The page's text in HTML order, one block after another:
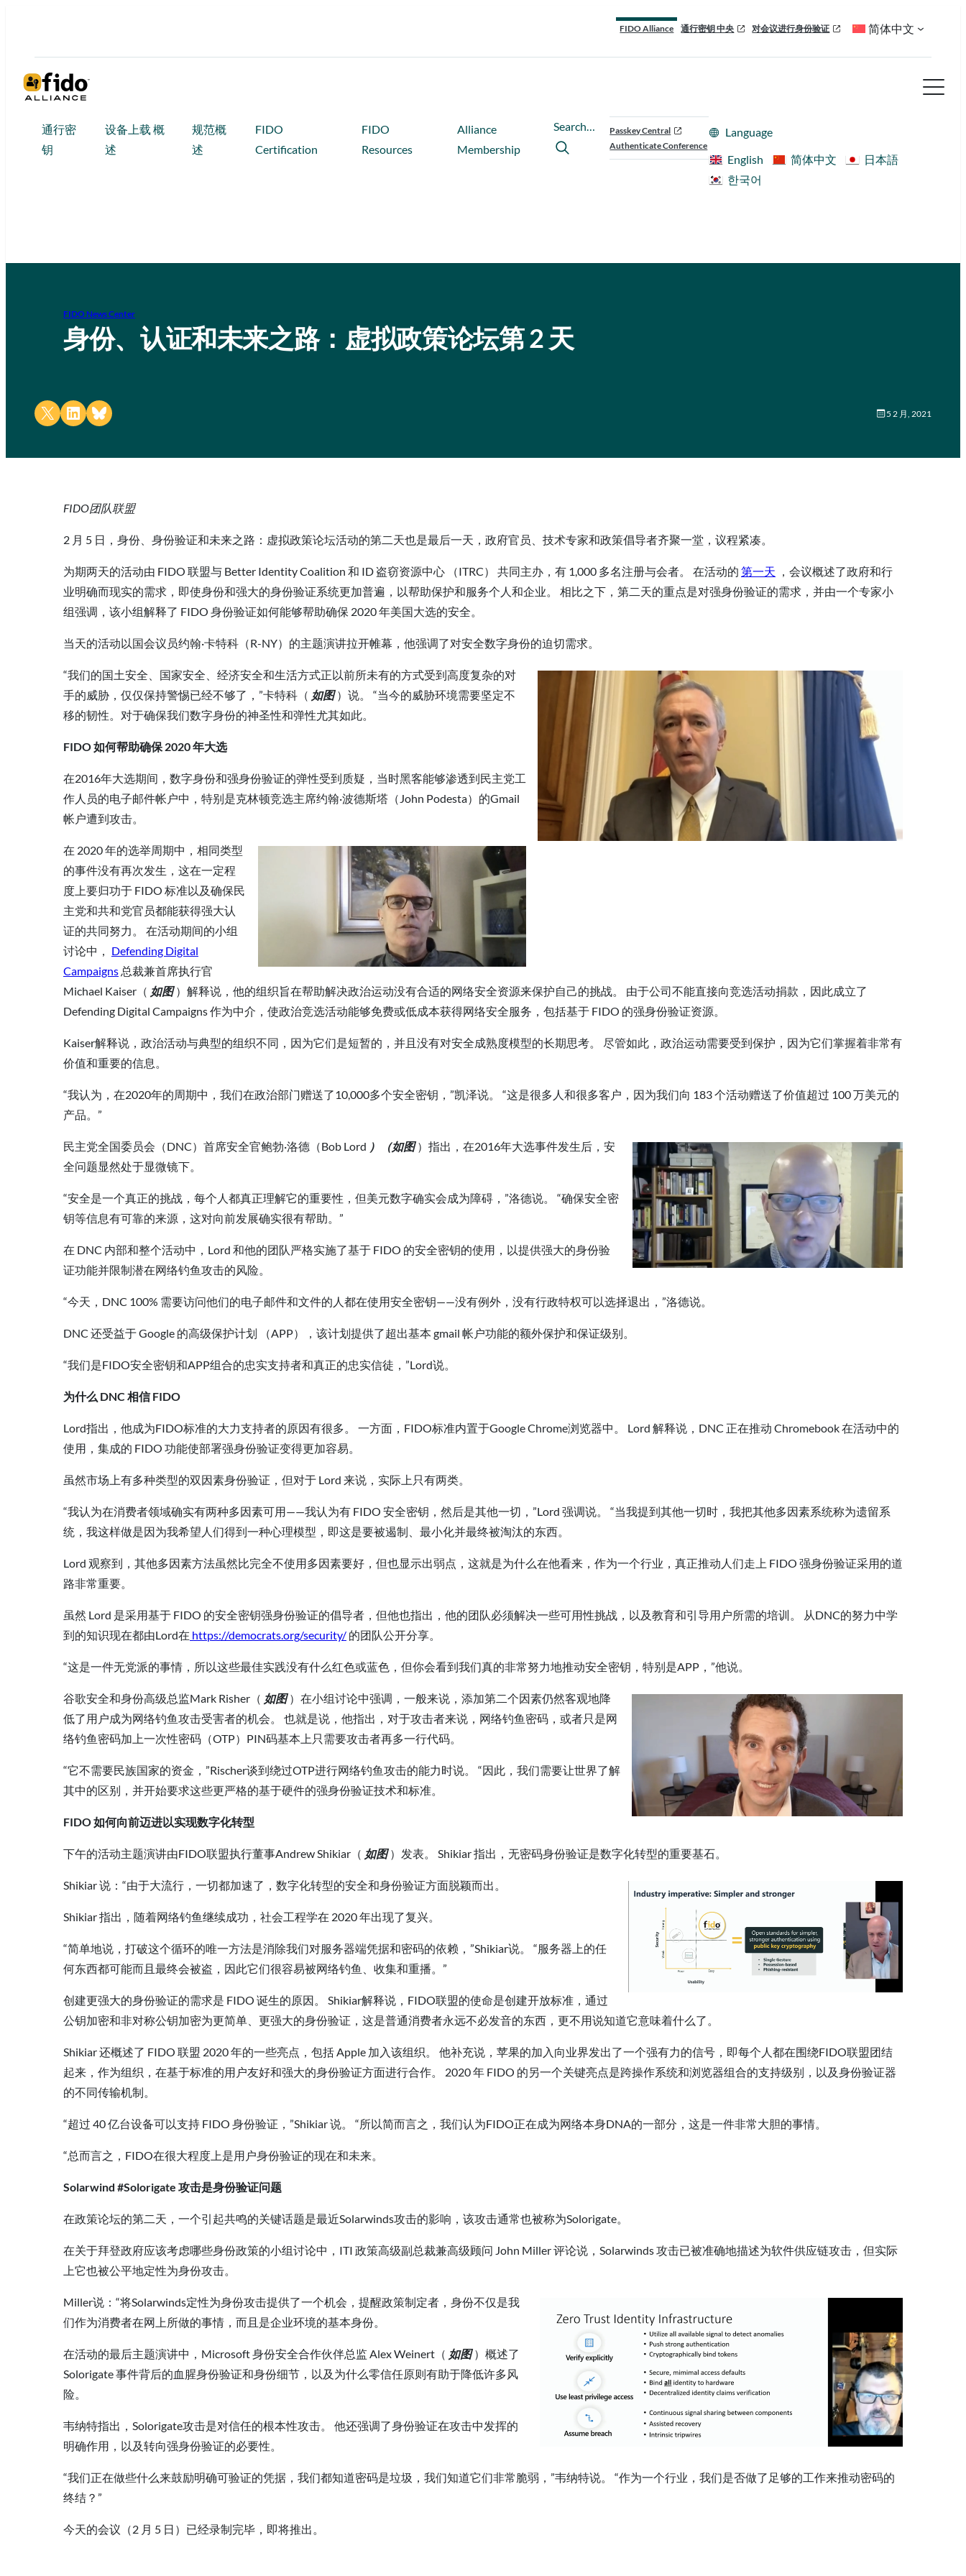
FIDO Alliance 通行密钥 中央 对会议进行身份验证 简体中文
通行密
钥
设备上载 概
述
规范概
述
FIDO
Certification
FIDO
Resources
Alliance
Membership
Search…
Passkey Central
Authenticate Conference
Language
English
简体中文
日本語
한국어
FIDO News Center
身份、认证和未来之路：虚拟政策论坛第 2 天
Share on X Share on LinkedIn
Share on Bluesky 5 2 月, 2021
FIDO团队联盟
2 月 5 日，身份、身份验证和未来之路：虚拟政策论坛活动的第二天也是最后一天，政府官员、技术专家和政策倡导者齐聚一堂，议程紧凑。
为期两天的活动由 FIDO 联盟与 Better Identity Coalition 和 ID 盗窃资源中心 （ITRC） 共同主办，有 1,000 多名注册与会者。 在活动的 第一天 ，会议概述了政府和行
业明确而现实的需求，即使身份和强大的身份验证系统更加普遍，以帮助保护和服务个人和企业。 相比之下，第二天的重点是对强身份验证的需求，并由一个专家小
组强调，该小组解释了 FIDO 身份验证如何能够帮助确保 2020 年美国大选的安全。
当天的活动以国会议员约翰·卡特科（R-NY）的主题演讲拉开帷幕，他强调了对安全数字身份的迫切需求。
“我们的国土安全、国家安全、经济安全和生活方式正以前所未有的方式受到高度复杂的对
手的威胁，仅仅保持警惕已经不够了，”卡特科（ 如图 ）说。 “当今的威胁环境需要坚定不
移的韧性。对于确保我们数字身份的神圣性和弹性尤其如此。
FIDO 如何帮助确保 2020 年大选
在2016年大选期间，数字身份和强身份验证的弹性受到质疑，当时黑客能够渗透到民主党工
作人员的电子邮件帐户中，特别是克林顿竞选主席约翰·波德斯塔（John Podesta）的Gmail
帐户遭到攻击。
在 2020 年的选举周期中，相同类型
的事件没有再次发生，这在一定程
度上要归功于 FIDO 标准以及确保民
主党和共和党官员都能获得强大认
证的共同努力。 在活动期间的小组
讨论中， Defending Digital
Campaigns 总裁兼首席执行官
Michael Kaiser（ 如图 ）解释说，他的组织旨在帮助解决政治运动没有合适的网络安全资源来保护自己的挑战。 由于公司不能直接向竞选活动捐款，因此成立了
Defending Digital Campaigns 作为中介，使政治竞选活动能够免费或低成本获得网络安全服务，包括基于 FIDO 的强身份验证资源。
Kaiser解释说，政治活动与典型的组织不同，因为它们是短暂的，并且没有对安全成熟度模型的长期思考。 尽管如此，政治运动需要受到保护，因为它们掌握着非常有
价值和重要的信息。
“我认为，在2020年的周期中，我们在政治部门赠送了10,000多个安全密钥，”凯泽说。 “这是很多人和很多客户，因为我们向 183 个活动赠送了价值超过 100 万美元的
产品。”
民主党全国委员会（DNC）首席安全官鲍勃·洛德（Bob Lord ）（如图 ）指出，在2016年大选事件发生后，安
全问题显然处于显微镜下。
“安全是一个真正的挑战，每个人都真正理解它的重要性，但美元数字确实会成为障碍，”洛德说。 “确保安全密
钥等信息有可靠的来源，这对向前发展确实很有帮助。”
在 DNC 内部和整个活动中，Lord 和他的团队严格实施了基于 FIDO 的安全密钥的使用，以提供强大的身份验
证功能并限制潜在网络钓鱼攻击的风险。
“今天，DNC 100% 需要访问他们的电子邮件和文件的人都在使用安全密钥——没有例外，没有行政特权可以选择退出，”洛德说。
DNC 还受益于 Google 的高级保护计划 （APP），该计划提供了超出基本 gmail 帐户功能的额外保护和保证级别。
“我们是FIDO安全密钥和APP组合的忠实支持者和真正的忠实信徒，”Lord说。
为什么 DNC 相信 FIDO
Lord指出，他成为FIDO标准的大力支持者的原因有很多。 一方面，FIDO标准内置于Google Chrome浏览器中。 Lord 解释说，DNC 正在推动 Chromebook 在活动中的
使用，集成的 FIDO 功能使部署强身份验证变得更加容易。
虽然市场上有多种类型的双因素身份验证，但对于 Lord 来说，实际上只有两类。
“我认为在消费者领域确实有两种多因素可用——我认为有 FIDO 安全密钥，然后是其他一切，”Lord 强调说。 “当我提到其他一切时，我把其他多因素系统称为遗留系
统，我这样做是因为我希望人们得到一种心理模型，即这是要被遏制、最小化并最终被淘汰的东西。
Lord 观察到，其他多因素方法虽然比完全不使用多因素要好，但也显示出弱点，这就是为什么在他看来，作为一个行业，真正推动人们走上 FIDO 强身份验证采用的道
路非常重要。
虽然 Lord 是采用基于 FIDO 的安全密钥强身份验证的倡导者，但他也指出，他的团队必须解决一些可用性挑战，以及教育和引导用户所需的培训。 从DNC的努力中学
到的知识现在都由Lord在 https://democrats.org/security/ 的团队公开分享。
“这是一件无党派的事情，所以这些最佳实践没有什么红色或蓝色，但你会看到我们真的非常努力地推动安全密钥，特别是APP，”他说。
谷歌安全和身份高级总监Mark Risher（ 如图 ）在小组讨论中强调，一般来说，添加第二个因素仍然客观地降
低了用户成为网络钓鱼攻击受害者的机会。 也就是说，他指出，对于攻击者来说，网络钓鱼密码，或者只是网
络钓鱼密码加上一次性密码（OTP）PIN码基本上只需要攻击者再多一行代码。
“它不需要民族国家的资金，”Rischer谈到绕过OTP进行网络钓鱼攻击的能力时说。 “因此，我们需要让世界了解
其中的区别，并开始要求这些更严格的基于硬件的强身份验证技术和标准。
FIDO 如何向前迈进以实现数字化转型
下午的活动主题演讲由FIDO联盟执行董事Andrew Shikiar（ 如图 ）发表。 Shikiar 指出，无密码身份验证是数字化转型的重要基石。
Shikiar 说：“由于大流行，一切都加速了，数字化转型的安全和身份验证方面脱颖而出。
Shikiar 指出，随着网络钓鱼继续成功，社会工程学在 2020 年出现了复兴。
“简单地说，打破这个循环的唯一方法是消除我们对服务器端凭据和密码的依赖，”Shikiar说。 “服务器上的任
何东西都可能而且最终会被盗，因此它们很容易被网络钓鱼、收集和重播。”
创建更强大的身份验证的需求是 FIDO 诞生的原因。 Shikiar解释说，FIDO联盟的使命是创建开放标准，通过
公钥加密和非对称公钥加密为更简单、更强大的身份验证，这是普通消费者永远不必发音的东西，更不用说知道它意味着什么了。
Shikiar 还概述了 FIDO 联盟 2020 年的一些亮点，包括 Apple 加入该组织。 他补充说，苹果的加入向业界发出了一个强有力的信号，即每个人都在围绕FIDO联盟团结
起来，作为组织，在基于标准的用户友好和强大的身份验证方面进行合作。 2020 年 FIDO 的另一个关键亮点是跨操作系统和浏览器组合的支持级别，以及身份验证器
的不同传输机制。
“超过 40 亿台设备可以支持 FIDO 身份验证，”Shikiar 说。 “所以简而言之，我们认为FIDO正在成为网络本身DNA的一部分，这是一件非常大胆的事情。
“总而言之，FIDO在很大程度上是用户身份验证的现在和未来。
Solarwind #Solorigate 攻击是身份验证问题
在政策论坛的第二天，一个引起共鸣的关键话题是最近Solarwinds攻击的影响，该攻击通常也被称为Solorigate。
在关于拜登政府应该考虑哪些身份政策的小组讨论中，ITI 政策高级副总裁兼高级顾问 John Miller 评论说，Solarwinds 攻击已被准确地描述为软件供应链攻击，但实际
上它也被公平地定性为身份攻击。
Miller说：“将Solarwinds定性为身份攻击提供了一个机会，提醒政策制定者，身份不仅是我
们作为消费者在网上所做的事情，而且是企业环境的基本身份。
在活动的最后主题演讲中，Microsoft 身份安全合作伙伴总监 Alex Weinert（ 如图 ）概述了
Solorigate 事件背后的血腥身份验证和身份细节，以及为什么零信任原则有助于降低许多风
险。
韦纳特指出，Solorigate攻击是对信任的根本性攻击。 他还强调了身份验证在攻击中发挥的
明确作用，以及转向强身份验证的必要性。
“我们正在做些什么来鼓励明确可验证的凭据，我们都知道密码是垃圾，我们知道它们非常脆弱，”韦纳特说。 “作为一个行业，我们是否做了足够的工作来推动密码的
终结？”
今天的会议（2 月 5 日）已经录制完毕，即将推出。